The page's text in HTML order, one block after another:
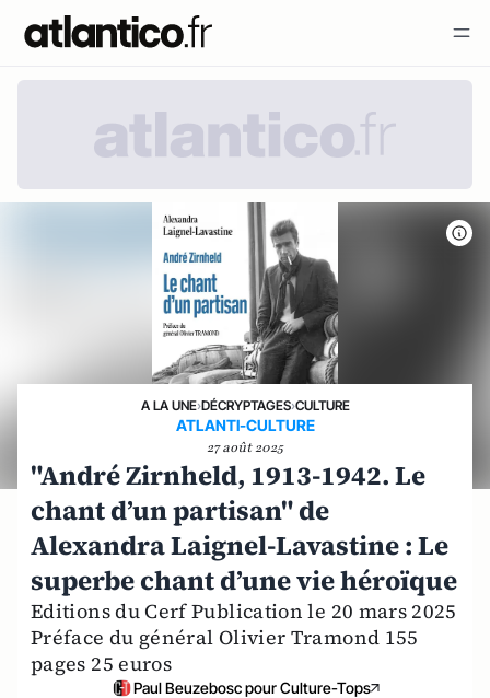
A LA UNE›DÉCRYPTAGES›CULTURE
ATLANTI-CULTURE
27 août 2025
"André Zirnheld, 1913-1942. Le
chant d’un partisan" de
Alexandra Laignel-Lavastine : Le
superbe chant d’une vie héroïque
Editions du Cerf Publication le 20 mars 2025
Préface du général Olivier Tramond 155
pages 25 euros
Paul Beuzebosc pour Culture-Tops